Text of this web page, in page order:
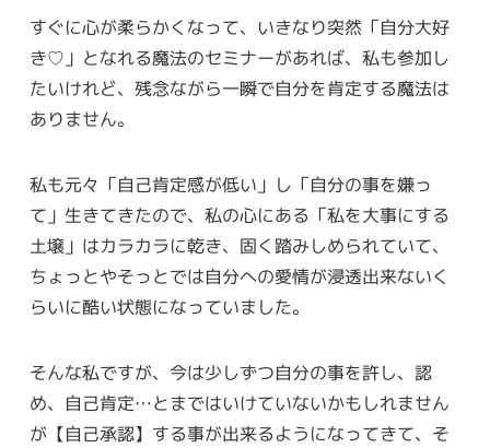
すぐに心が柔らかくなって、いきなり突然「自分大好
き♡」となれる魔法のセミナーがあれば、私も参加し
たいけれど、残念ながら一瞬で自分を肯定する魔法は
ありません。
私も元々「自己肯定感が低い」し「自分の事を嫌っ
て」生きてきたので、私の心にある「私を大事にする
土壌」はカラカラに乾き、固く踏みしめられていて、
ちょっとやそっとでは自分への愛情が浸透出来ないく
らいに酷い状態になっていました。
そんな私ですが、今は少しずつ自分の事を許し、認
め、自己肯定…とまではいけていないかもしれません
が【自己承認】する事が出来るようになってきて、そ